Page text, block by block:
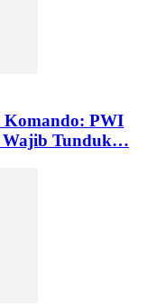
Komando: PWI
Wajib Tunduk…